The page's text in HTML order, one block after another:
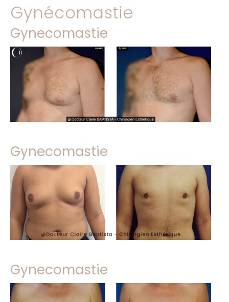
Gynécomastie
Gynecomastie
Gynecomastie
Gynecomastie